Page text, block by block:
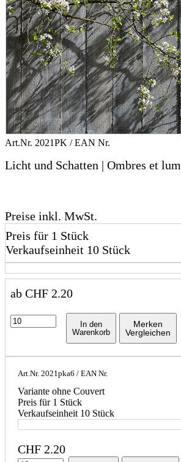
Art.Nr. 2021PK / EAN Nr.
Licht und Schatten | Ombres et
Preise inkl. MwSt.
Preis für 1 Stück
Verkaufseinheit 10 Stück
ab CHF 2.20
In den
Warenkorb
Merken
Vergleichen
Art.Nr. 2021pka6 / EAN Nr.
Variante ohne Couvert
Preis für 1 Stück
Verkaufseinheit 10 Stück
CHF 2.20